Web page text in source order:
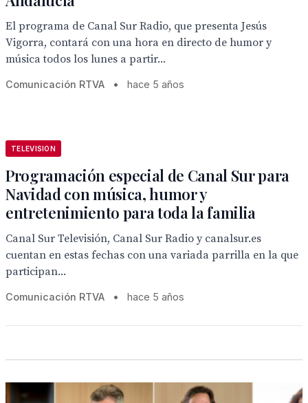
El programa de Canal Sur Radio, que presenta Jesús
Vigorra, contará con una hora en directo de humor y
música todos los lunes a partir...
Comunicación RTVA • hace 5 años
TELEVISION
Programación especial de Canal Sur para
Navidad con música, humor y
entretenimiento para toda la familia
Canal Sur Televisión, Canal Sur Radio y canalsur.es
cuentan en estas fechas con una variada parrilla en la que
participan...
Comunicación RTVA • hace 5 años